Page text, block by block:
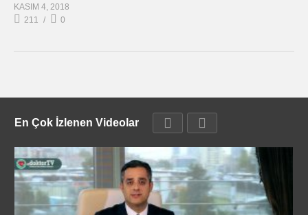
KASIM 4, 2018
211
0
En Çok İzlenen Videolar